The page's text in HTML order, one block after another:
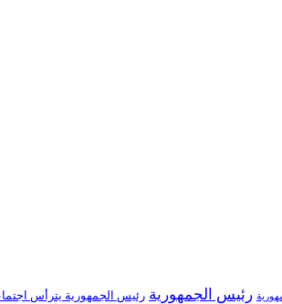
رئيس الجمهورية رئيس الجمهورية يترأس